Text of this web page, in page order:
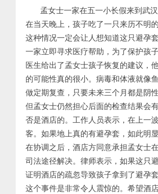
孟女士一家在五一小长假来到武
在当天晚上，孩子吃了一只来历不明
这种情况一定会让人想知道这只避孕
一家立即寻求医疗帮助，为了保护孩
医生给出了孟女士孩子恢复的建议，
的可能性真的很小。病毒和体液就像
做定期复查，只要未来三个月都是阴
但孟女士仍然担心后面的检查结果会
否是酒店的。工作人员表示，在上一
客。如果地上真的有避孕套，如此明
在协调之后，酒店方同意承担孟女士
司法途径解决。律师表示，如果这只
证明酒店的疏忽导致孩子拿到了避孕
这个事件是非常令人震惊的。希望酒